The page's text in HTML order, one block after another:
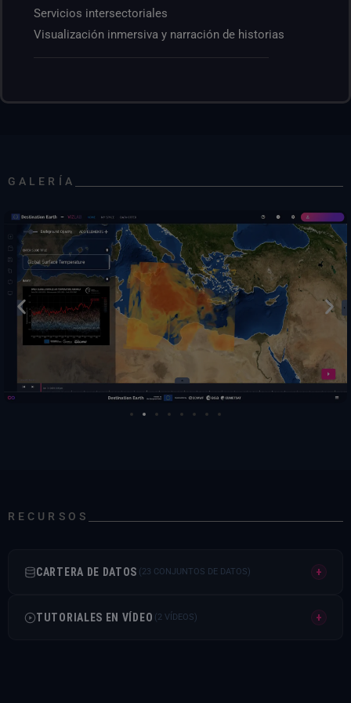
Servicios intersectoriales
Visualización inmersiva y narración de historias
GALERÍA
RECURSOS
CARTERA DE DATOS (23 CONJUNTOS DE DATOS) +
TUTORIALES EN VÍDEO (2 VÍDEOS) +